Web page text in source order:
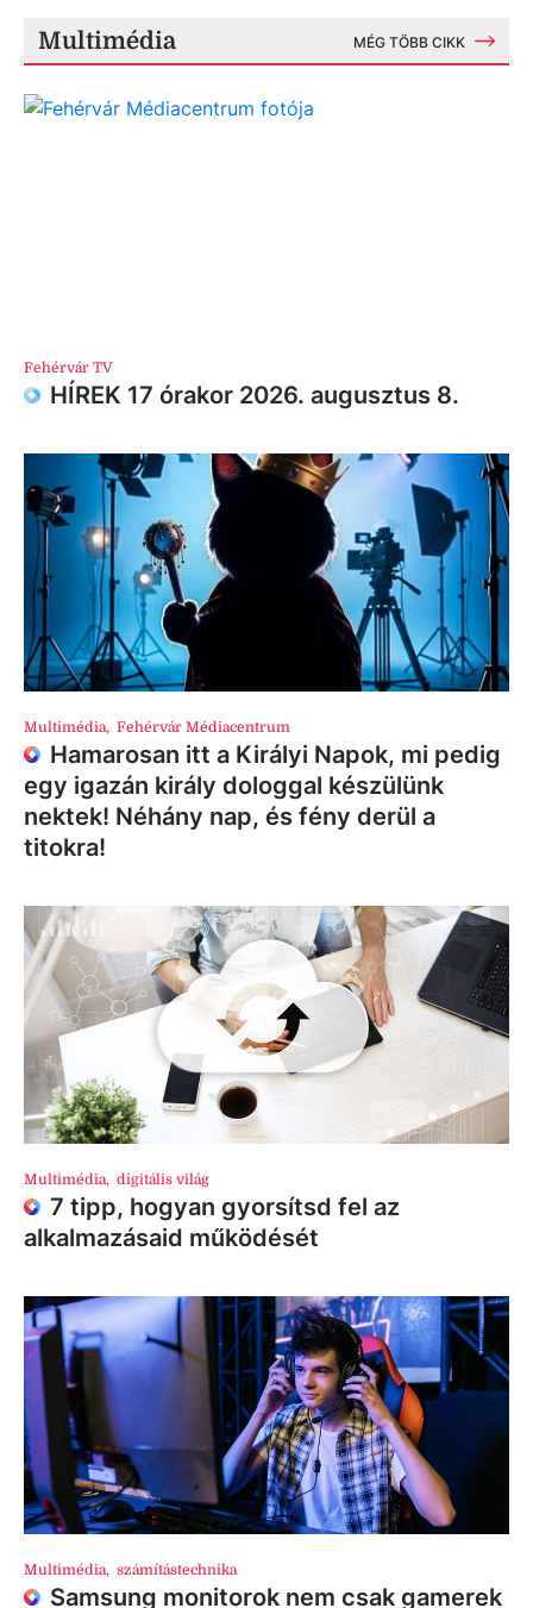
Multimédia MÉG TÖBB CIKK
Fehérvár TV
HÍREK 17 órakor 2026. augusztus 8.
Multimédia, Fehérvár Médiacentrum
Hamarosan itt a Királyi Napok, mi pedig
egy igazán király dologgal készülünk
nektek! Néhány nap, és fény derül a
titokra!
Multimédia, digitális világ
7 tipp, hogyan gyorsítsd fel az
alkalmazásaid működését
Multimédia, számítástechnika
Samsung monitorok nem csak gamerek